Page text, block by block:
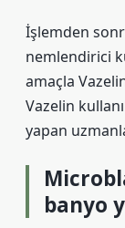
İşlemden
nemlendirici
amaçla
Vazelin
yapan
banyo